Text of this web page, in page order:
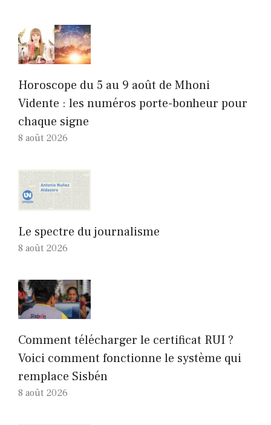
Horoscope du 5 au 9 août de Mhoni
Vidente : les numéros porte-bonheur pour
chaque signe
8 août 2026
Le spectre du journalisme
8 août 2026
Comment télécharger le certificat RUI ?
Voici comment fonctionne le système qui
remplace Sisbén
8 août 2026